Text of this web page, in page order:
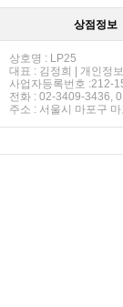
상점정보
상호명 : LP25
대표 : 김정희 | 개인정
사업자등록번호 :212-
전화 : 02-3409-3436,
주소 : 서울시 마포구